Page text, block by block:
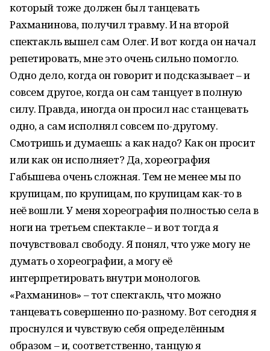
который тоже должен был танцевать
Рахманинова, получил травму. И на второй
спектакль вышел сам Олег. И вот когда он начал
репетировать, мне это очень сильно помогло.
Одно дело, когда он говорит и подсказывает – и
совсем другое, когда он сам танцует в полную
силу. Правда, иногда он просил нас станцевать
одно, а сам исполнял совсем по-другому.
Смотришь и думаешь: а как надо? Как он просит
или как он исполняет? Да, хореография
Габышева очень сложная. Тем не менее мы по
крупицам, по крупицам, по крупицам как-то в
неё вошли. У меня хореография полностью села в
ноги на третьем спектакле – и вот тогда я
почувствовал свободу. Я понял, что уже могу не
думать о хореографии, а могу её
интерпретировать внутри монологов.
«Рахманинов» – тот спектакль, что можно
танцевать совершенно по-разному. Вот сегодня я
проснулся и чувствую себя определённым
образом – и, соответственно, танцую я